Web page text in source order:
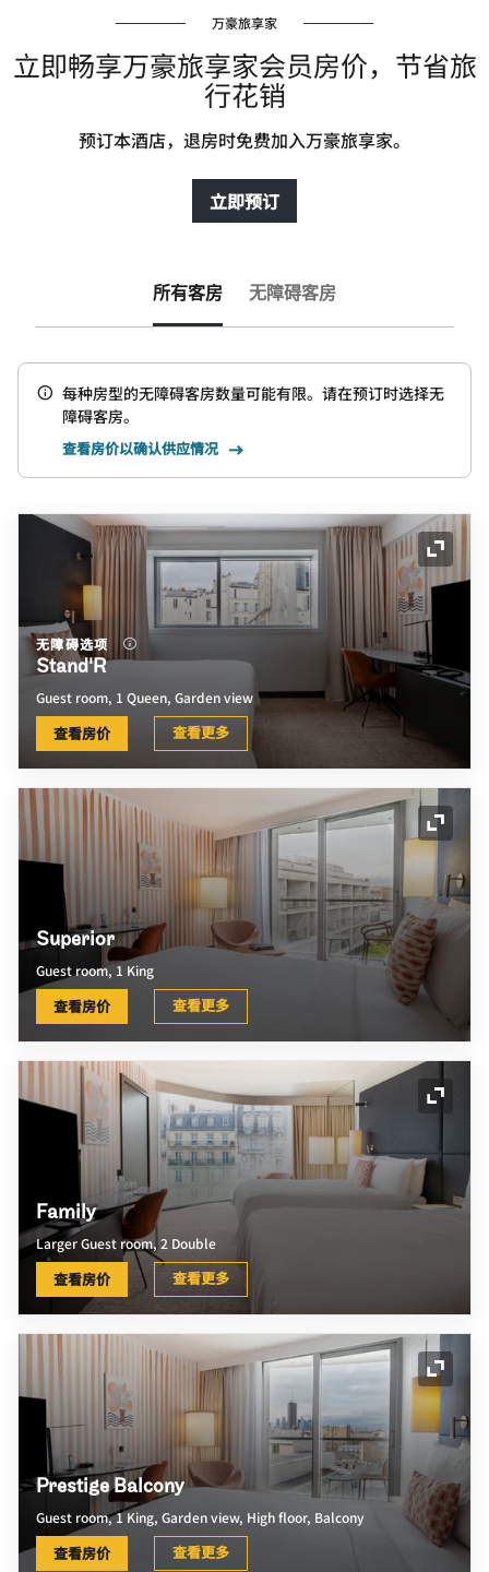
万豪旅享家
立即畅享万豪旅享家会员房价，节省旅
行花销
预订本酒店，退房时免费加入万豪旅享家。
立即预订
所有客房 无障碍客房
每种房型的无障碍客房数量可能有限。请在预订时选择无
障碍客房。
查看房价以确认供应情况
展开
无障碍选项
Stand'R
Guest room, 1 Queen, Garden view
查看房价 查看更多
展开
Superior
Guest room, 1 King
查看房价 查看更多
展开
Family
Larger Guest room, 2 Double
查看房价 查看更多
展开
Prestige Balcony
Guest room, 1 King, Garden view, High floor, Balcony
查看房价 查看更多